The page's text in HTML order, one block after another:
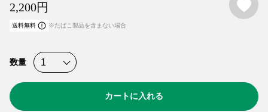
2,200円
送料無料 ※たばこ製品を含まない場合
数量
カートに入れる